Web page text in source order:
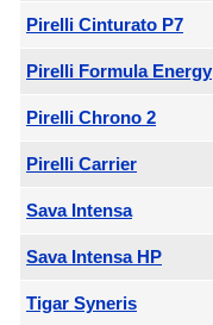
Pirelli Cinturato P7
Pirelli Formula Energy
Pirelli Chrono 2
Pirelli Carrier
Sava Intensa
Sava Intensa HP
Tigar Syneris